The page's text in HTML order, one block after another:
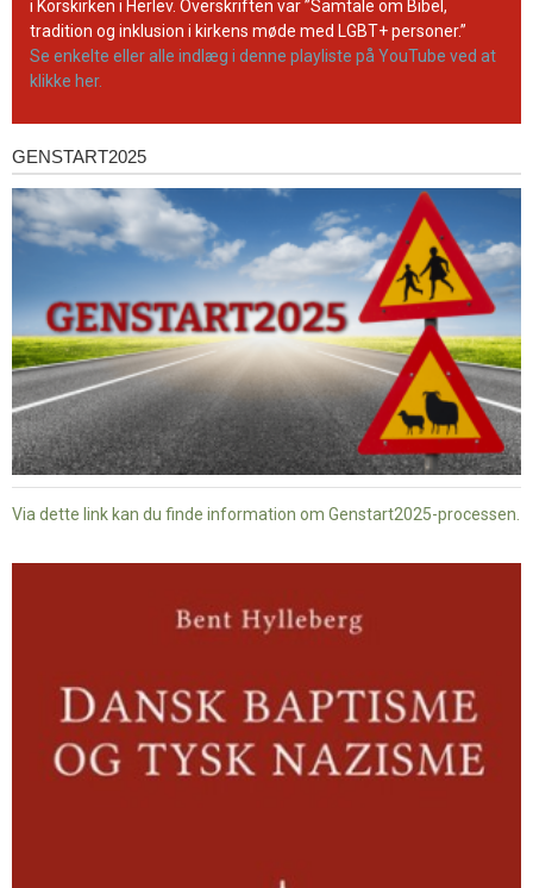
kanal
i Korskirken i Herlev. Overskriften var ”Samtale om Bibel,
tradition og inklusion i kirkens møde med LGBT+ personer.”
Se enkelte eller alle indlæg i denne playliste på YouTube ved at
klikke her.
Genstart2025
GENSTART2025
Via dette link kan du finde information om Genstart2025-processen.